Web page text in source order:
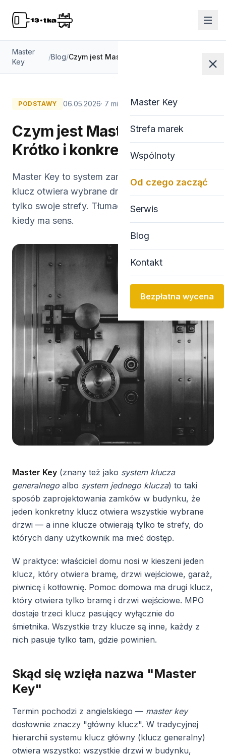
Master Key
Strefa marek
Wspólnoty
Od czego zacząć
Serwis
Blog
Kontakt
Bezpłatna wycena
Master
Key
/Blog/
PODSTAWY 06.05.2026· 7 min
Czym jest Master Key?
Krótko i konkretnie
Master Key to system zamków, w którym jeden
klucz otwiera wybrane drzwi, a inne klucze
tylko swoje strefy. Tłumaczymy, jak to działa i
kiedy ma sens.
Master Key (znany też jako system klucza
generalnego albo system jednego klucza) to taki
sposób zaprojektowania zamków w budynku, że
jeden konkretny klucz otwiera wszystkie wybrane
drzwi — a inne klucze otwierają tylko te strefy, do
których dany użytkownik ma mieć dostęp.
W praktyce: właściciel domu nosi w kieszeni jeden
klucz, który otwiera bramę, drzwi wejściowe, garaż,
piwnicę i kotłownię. Pomoc domowa ma drugi klucz,
który otwiera tylko bramę i drzwi wejściowe. MPO
dostaje trzeci klucz pasujący wyłącznie do
śmietnika. Wszystkie trzy klucze są inne, każdy z
nich pasuje tylko tam, gdzie powinien.
Skąd się wzięła nazwa "Master
Key"
Termin pochodzi z angielskiego — master key
dosłownie znaczy "główny klucz". W tradycyjnej
hierarchii systemu klucz główny (klucz generalny)
otwiera wszystko: wszystkie drzwi w budynku,